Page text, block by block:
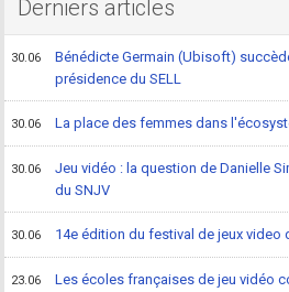
Derniers articles
30.06
Bénédicte Germain (Ubisoft)
présidence du SELL
30.06 La place des femmes dans
30.06
Jeu vidéo : la question de Danielle
du SNJV
30.06 14e édition du festival de jeux video
23.06
Les écoles françaises de jeu vidéo